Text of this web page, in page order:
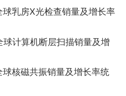
球乳房X光检查销量及增长率
球计算机断层扫描销量及增
球核磁共振销量及增长率统